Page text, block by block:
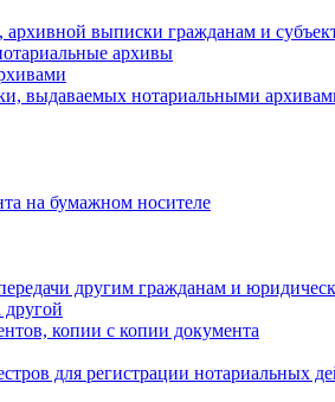
выписки гражданам и
архивы
выдаваемых нотариальными
на бумажном носителе
другим гражданам и
другой
копии с копии документа
для регистрации нотариальных